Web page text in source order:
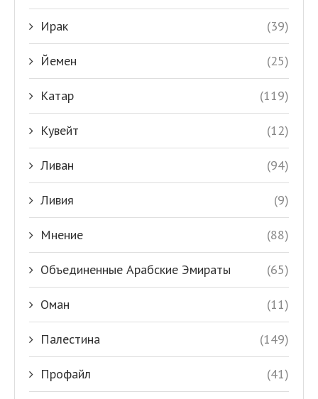
Ирак (39)
Йемен (25)
Катар (119)
Кувейт (12)
Ливан (94)
Ливия (9)
Мнение (88)
Объединенные Арабские Эмираты (65)
Оман (11)
Палестина (149)
Профайл (41)